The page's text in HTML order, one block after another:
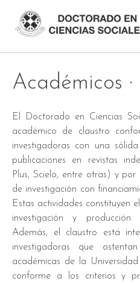
content
Académicos
El Doctorado en Ciencias
académico de claustro
investigadoras con una
publicaciones en revistas
Plus, Scielo, entre otras) y
de investigación con
Estas actividades constituyen
investigación y producción
Además, el claustro está
investigadoras que
académicas de la
conforme a los criterios y